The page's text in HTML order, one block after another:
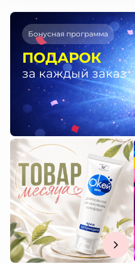
Бонусная программа
ПОДАРОК
за каждый заказ